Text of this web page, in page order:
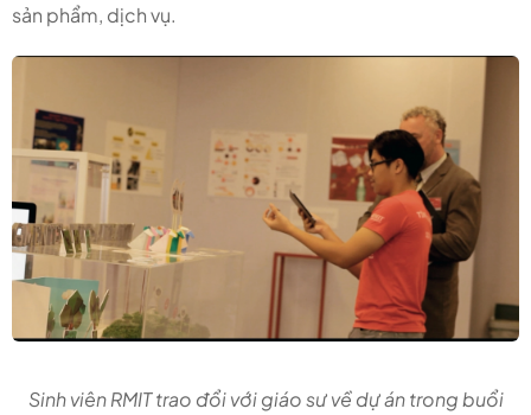
sản phẩm, dịch vụ.
Sinh viên RMIT trao đổi với giáo sư về dự án trong buổi